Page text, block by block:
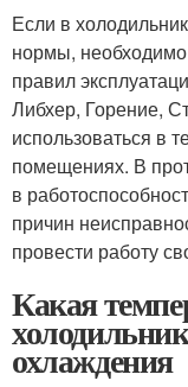
Если в
нормы,
правил
Либхер, Горение,
использоваться в
помещениях. В
в
причин
провести работу
Какая
охлаждения